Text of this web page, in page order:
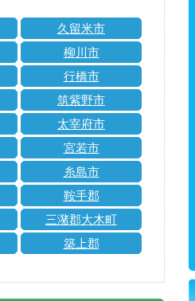
久留米市
柳川市
行橋市
筑紫野市
太宰府市
宮若市
糸島市
鞍手郡
三潴郡大木町
築上郡